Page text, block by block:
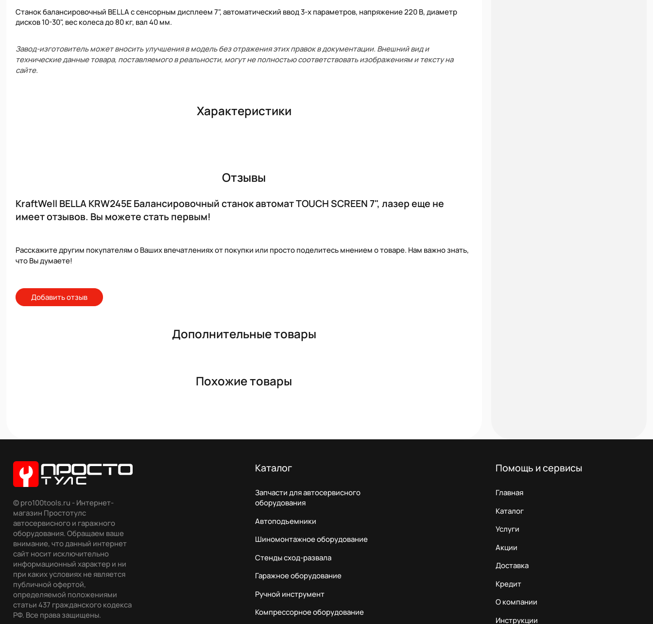
Станок балансировочный BELLA с сенсорным дисплеем 7", автоматический ввод 3-х параметров, напряжение 220 В, диаметр
дисков 10-30", вес колеса до 80 кг, вал 40 мм.
Завод-изготовитель может вносить улучшения в модель без отражения этих правок в документации. Внешний вид и
технические данные товара, поставляемого в реальности, могут не полностью соответствовать изображениям и тексту на
сайте.
Характеристики
Отзывы
KraftWell BELLA KRW245E Балансировочный станок автомат TOUCH SCREEN 7", лазер еще не
имеет отзывов. Вы можете стать первым!
Расскажите другим покупателям о Ваших впечатлениях от покупки или просто поделитесь мнением о товаре. Нам важно знать,
что Вы думаете!
Добавить отзыв
Дополнительные товары
Похожие товары
© pro100tools.ru - Интернет-
магазин Простотулс
автосервисного и гаражного
оборудования. Обращаем ваше
внимание, что данный интернет
сайт носит исключительно
информационный характер и ни
при каких условиях не является
публичной офертой,
определяемой положениями
статьи 437 гражданского кодекса
РФ. Все права защищены.
Каталог
Запчасти для автосервисного
оборудования
Автоподъемники
Шиномонтажное оборудование
Стенды сход-развала
Гаражное оборудование
Ручной инструмент
Компрессорное оборудование
Помощь и сервисы
Главная
Каталог
Услуги
Акции
Доставка
Кредит
О компании
Инструкции